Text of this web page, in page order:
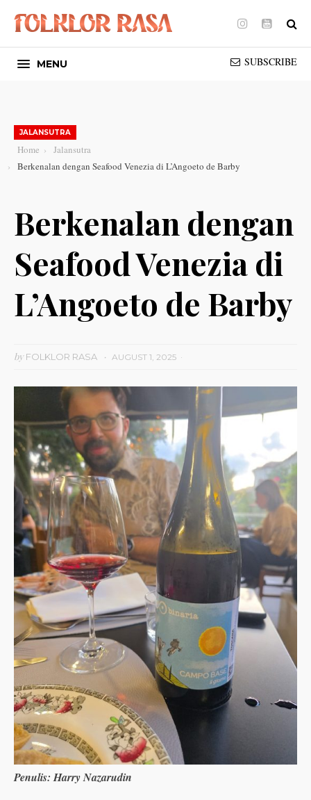
Instagram
Youtube
MENU SUBSCRIBE
JALANSUTRA
Home
Jalansutra
Berkenalan dengan Seafood Venezia di L’Angoeto de Barby
Berkenalan dengan
Seafood Venezia di
L’Angoeto de Barby
byFOLKLOR RASA AUGUST 1, 2025
Penulis: Harry Nazarudin